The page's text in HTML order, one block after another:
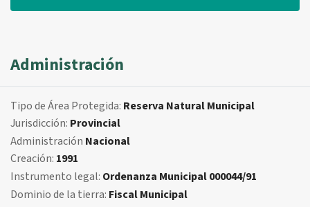
Administración
Tipo de Área Protegida: Reserva Natural Municipal
Jurisdicción: Provincial
Administración Nacional
Creación: 1991
Instrumento legal: Ordenanza Municipal 000044/91
Dominio de la tierra: Fiscal Municipal